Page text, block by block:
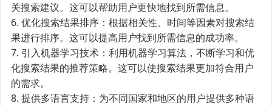
关搜索建议。这可以帮助用户更快地找到所需信息。
6. 优化搜索结果排序：根据相关性、时间等因素对搜索结
果进行排序。这可以提高用户找到所需信息的成功率。
7. 引入机器学习技术：利用机器学习算法，不断学习和优
化搜索结果的推荐策略。这可以使搜索结果更加符合用户
的需求。
8. 提供多语言支持：为不同国家和地区的用户提供多种语